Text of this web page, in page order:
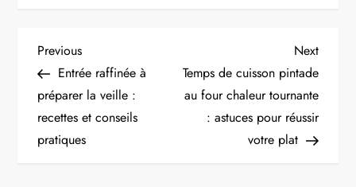
N
a
v
Previous
Post
Previous
Entrée raffinée à
préparer la veille :
recettes et conseils
pratiques
Next
Post
Next
Temps de cuisson pintade
au four chaleur tournante
: astuces pour réussir
votre plat